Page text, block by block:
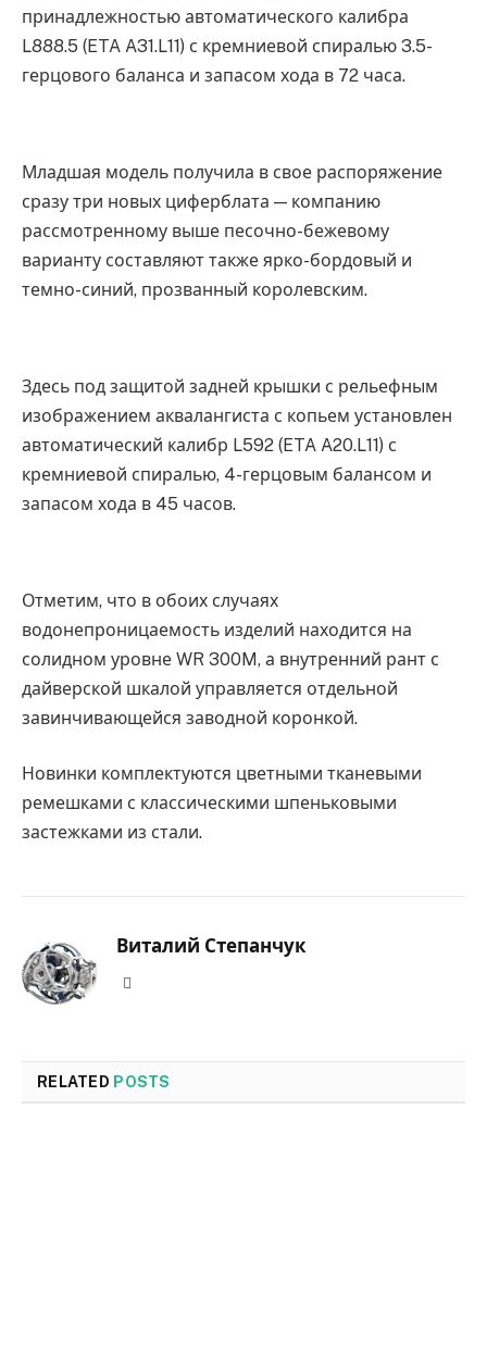
принадлежностью автоматического калибра
L888.5 (ETA A31.L11) с кремниевой спиралью 3.5-
герцового баланса и запасом хода в 72 часа.
Младшая модель получила в свое распоряжение
сразу три новых циферблата — компанию
рассмотренному выше песочно-бежевому
варианту составляют также ярко-бордовый и
темно-синий, прозванный королевским.
Здесь под защитой задней крышки с рельефным
изображением аквалангиста с копьем установлен
автоматический калибр L592 (ETA A20.L11) с
кремниевой спиралью, 4-герцовым балансом и
запасом хода в 45 часов.
Отметим, что в обоих случаях
водонепроницаемость изделий находится на
солидном уровне WR 300M, а внутренний рант с
дайверской шкалой управляется отдельной
завинчивающейся заводной коронкой.
Новинки комплектуются цветными тканевыми
ремешками с классическими шпеньковыми
застежками из стали.
Виталий Степанчук
RELATED POSTS